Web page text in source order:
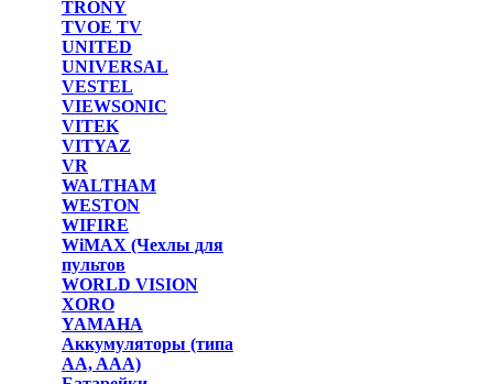
TRONY
TVOE TV
UNITED
UNIVERSAL
VESTEL
VIEWSONIC
VITEK
VITYAZ
VR
WALTHAM
WESTON
WIFIRE
WiMAX (Чехлы для
пультов
WORLD VISION
XORO
YAMAHA
Аккумуляторы (типа
AA, AAA)